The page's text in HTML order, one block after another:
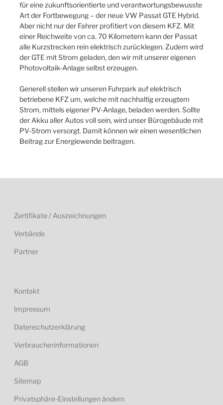
für eine zukunftsorientierte und verantwortungsbewusste
Art der Fortbewegung – der neue VW Passat GTE Hybrid.
Aber nicht nur der Fahrer profitiert von diesem KFZ. Mit
einer Reichweite von ca. 70 Kilometern kann der Passat
alle Kurzstrecken rein elektrisch zurücklegen. Zudem wird
der GTE mit Strom geladen, den wir mit unserer eigenen
Photovoltaik-Anlage selbst erzeugen.
Generell stellen wir unseren Fuhrpark auf elektrisch
betriebene KFZ um, welche mit nachhaltig erzeugtem
Strom, mittels eigener PV-Anlage, beladen werden. Sollte
der Akku aller Autos voll sein, wird unser Bürogebäude mit
PV-Strom versorgt. Damit können wir einen wesentlichen
Beitrag zur Energiewende beitragen.
Zertifikate / Auszeichnungen
Verbände
Partner
Kontakt
Impressum
Datenschutzerklärung
Verbraucherinformationen
AGB
Sitemap
Privatsphäre-Einstellungen ändern